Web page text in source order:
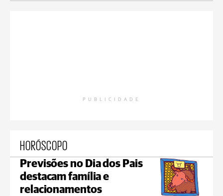
PUBLICIDADE
HORÓSCOPO
Previsões no Dia dos Pais
destacam família e
relacionamentos